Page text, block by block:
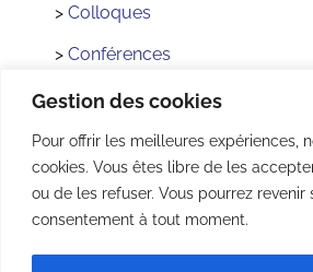
Gestion des cookies
Pour offrir les meilleures expériences,
cookies. Vous êtes libre de les
ou de les refuser. Vous pourrez revenir
consentement à tout moment.
> Colloques
> Conférences
>Réactus
> Concours
>Rencontre avec les Institutions
>AFEC Jeunes